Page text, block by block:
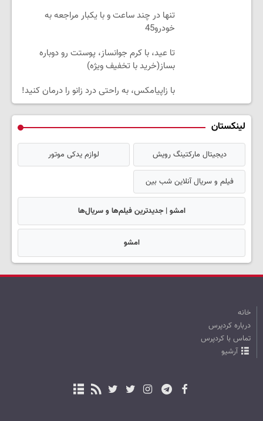
تنها در چند ساعت و با یکبار مراجعه به
خودرو45
تا عید، با کرم جوانساز، پوستت رو دوباره
بساز(خرید با تخفیف ویژه)
با زاپیامکس، به راحتی درد زانو را درمان کنید!
لینکستان
دیجیتال مارکتینگ رویش لوازم یدکی موتور
فیلم و سریال آنلاین شب بین
امشو | جدیدترین فیلم‌ها و سریال‌ها
امشو
خانه
درباره کردپرس
تماس با کردپرس
آرشیو